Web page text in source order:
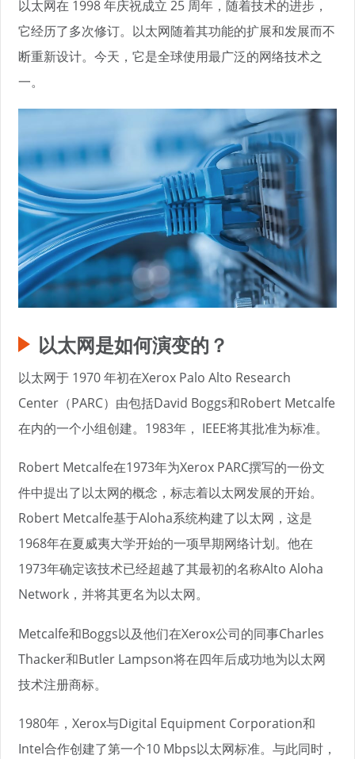
以太网在 1998 年庆祝成立 25 周年，随着技术的进步，
它经历了多次修订。以太网随着其功能的扩展和发展而不
断重新设计。今天，它是全球使用最广泛的网络技术之
一。
以太网是如何演变的？
以太网于 1970 年初在Xerox Palo Alto Research
Center（PARC）由包括David Boggs和Robert Metcalfe
在内的一个小组创建。1983年， IEEE将其批准为标准。
Robert Metcalfe在1973年为Xerox PARC撰写的一份文
件中提出了以太网的概念，标志着以太网发展的开始。
Robert Metcalfe基于Aloha系统构建了以太网，这是
1968年在夏威夷大学开始的一项早期网络计划。他在
1973年确定该技术已经超越了其最初的名称Alto Aloha
Network，并将其更名为以太网。
Metcalfe和Boggs以及他们在Xerox公司的同事Charles
Thacker和Butler Lampson将在四年后成功地为以太网
技术注册商标。
1980年，Xerox与Digital Equipment Corporation和
Intel合作创建了第一个10 Mbps以太网标准。与此同时，